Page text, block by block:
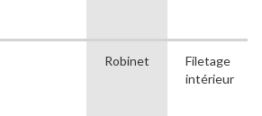
Robinet
Filetage
intérieur